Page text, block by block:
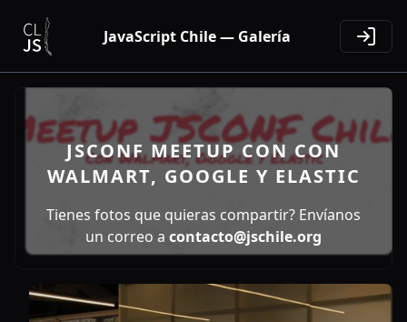
JavaScript Chile — Galería
JSCONF MEETUP CON CON
WALMART, GOOGLE Y ELASTIC
Tienes fotos que quieras compartir? Envíanos
un correo a contacto@jschile.org